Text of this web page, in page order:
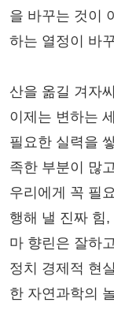
을 바꾸는 것이
하는 열정이 바
산을 옮길 겨자
이제는 변하는
필요한 실력을
족한 부분이 많
우리에게 꼭 필
행해 낼 진짜 힘
마 향린은 잘하
정치 경제적 현
한 자연과학의